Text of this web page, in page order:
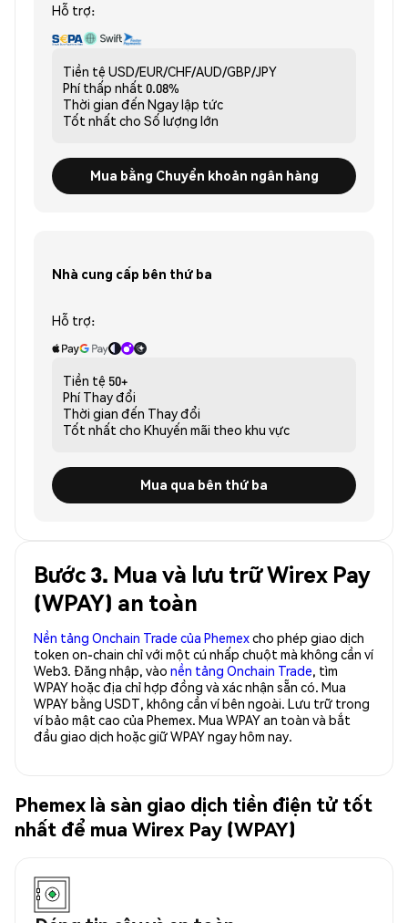
Hỗ trợ:
Tiền tệ USD/EUR/CHF/AUD/GBP/JPY
Phí thấp nhất 0.08%
Thời gian đến Ngay lập tức
Tốt nhất cho Số lượng lớn
Mua bằng Chuyển khoản ngân hàng
Nhà cung cấp bên thứ ba
Hỗ trợ:
Tiền tệ 50+
Phí Thay đổi
Thời gian đến Thay đổi
Tốt nhất cho Khuyến mãi theo khu vực
Mua qua bên thứ ba
Bước 3. Mua và lưu trữ Wirex Pay
(WPAY) an toàn
Nền tảng Onchain Trade của Phemexcho phép giao dịch
token on-chain chỉ với một cú nhấp chuột mà không cần ví
Web3. Đăng nhập, vào nền tảng Onchain Trade, tìm
WPAY hoặc địa chỉ hợp đồng và xác nhận sẵn có. Mua
WPAY bằng USDT, không cần ví bên ngoài. Lưu trữ trong
ví bảo mật cao của Phemex. Mua WPAY an toàn và bắt
đầu giao dịch hoặc giữ WPAY ngay hôm nay.
Phemex là sàn giao dịch tiền điện tử tốt
nhất để mua Wirex Pay (WPAY)